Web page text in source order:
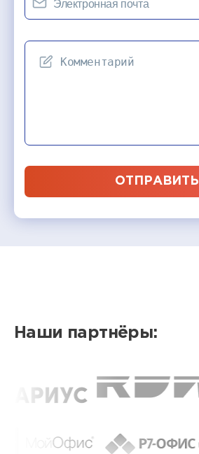
ОТПРАВИТЬ
Наши партнёры: